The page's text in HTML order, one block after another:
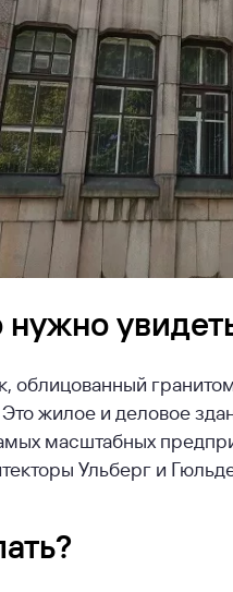
облицованный
жилое и деловое
масштабных
Ульберг и